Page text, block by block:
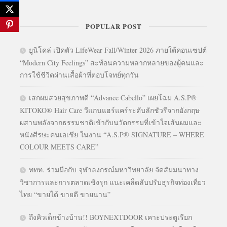
POPULAR POST
ยูนิโคล่ เปิดตัว LifeWear Fall/Winter 2026 ภายใต้คอนเซปต์
“Modern City Feelings” สะท้อนความหลากหลายของผู้คนและ
การใช้ชีวิตผ่านเสื้อผ้าที่ตอบโจทย์ทุกวัน
เสกผมสวยสุขภาพดี “Advance Cabello” เผยโฉม A.S.P®
KITOKO® Hair Care วีแกนแฮร์แคร์ระดับลักชัวรีจากอังกฤษ
ผสานพลังจากธรรมชาติเข้ากับนวัตกรรมที่เข้าใจเส้นผมและ
หนังศีรษะคนเอเชีย ในงาน “A.S.P® SIGNATURE – WHERE
COLOUR MEETS CARE”
ททท. ร่วมมือกับ จุฬาลงกรณ์มหาวิทยาลัย จัดสัมมนาทาง
วิชาการและการตลาดเชิงรุก แนะเคล็ดลับปรับธุรกิจท่องเที่ยว
ไทย “ขายได้ ขายดี ขายนาน”
ถึงคิวเด็กข้างบ้าน!! BOYNEXTDOOR เคาะประตูเรียก